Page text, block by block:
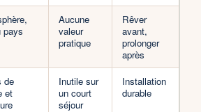
pays
Aucune
valeur
pratique
Rêver
avant,
prolonger
après
de
et
Inutile sur
un court
séjour
Installation
durable